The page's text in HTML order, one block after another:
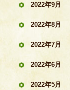
2022年9月
2022年8月
2022年7月
2022年6月
2022年5月